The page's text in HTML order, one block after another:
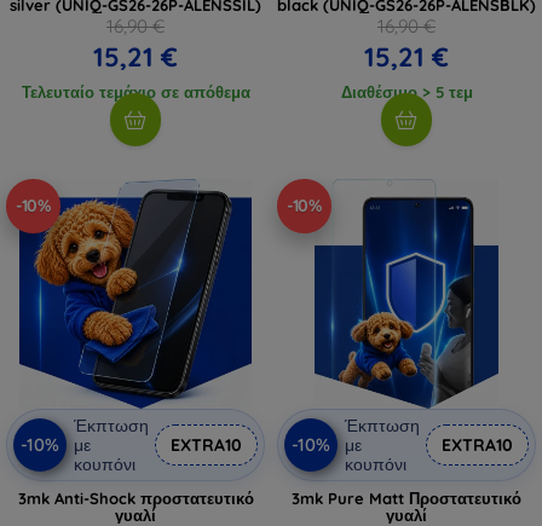
silver (UNIQ-GS26-26P-ALENSSIL)
16,90 €
15,21 €
Τελευταίο τεμάχιο σε απόθεμα
black (UNIQ-GS26-26P-ALENSBLK)
16,90 €
15,21 €
Διαθέσιμο > 5 τεμ
-10%
-10%
Έκπτωση
με
κουπόνι
EXTRA10
3mk Anti-Shock προστατευτικό
γυαλί
-10%
-10%
Έκπτωση
με
κουπόνι
EXTRA10
3mk Pure Matt Προστατευτικό
γυαλί